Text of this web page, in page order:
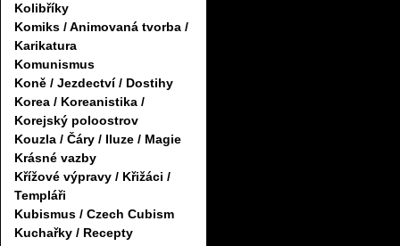
Kolibříky
Komiks / Animovaná tvorba /
Karikatura
Komunismus
Koně / Jezdectví / Dostihy
Korea / Koreanistika /
Korejský poloostrov
Kouzla / Čáry / Iluze / Magie
Krásné vazby
Křížové výpravy / Křižáci /
Templáři
Kubismus / Czech Cubism
Kuchařky / Recepty